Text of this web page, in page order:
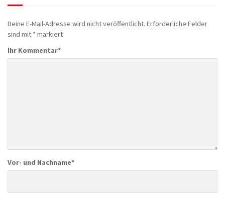
Deine E-Mail-Adresse wird nicht veröffentlicht. Erforderliche Felder
sind mit * markiert
Ihr Kommentar*
Vor- und Nachname*